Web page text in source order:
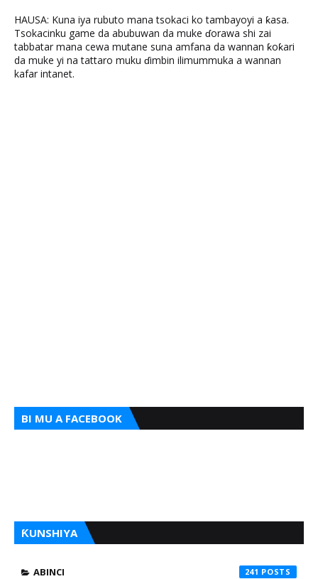
HAUSA: Kuna iya rubuto mana tsokaci ko tambayoyi a ƙasa.
Tsokacinku game da abubuwan da muke ɗorawa shi zai
tabbatar mana cewa mutane suna amfana da wannan ƙoƙari
da muke yi na tattaro muku ɗimbin ilimummuka a wannan
kafar intanet.
BI MU A FACEBOOK
ƘUNSHIYA
ABINCI 241